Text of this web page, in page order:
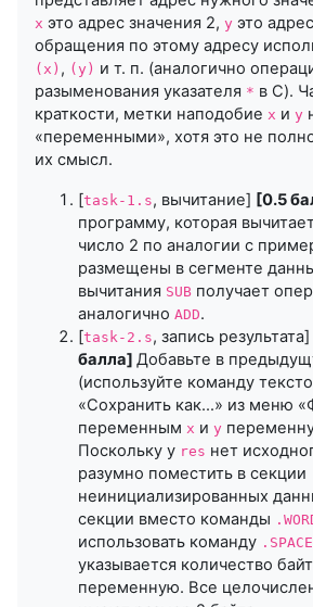
x это адрес значения 2, y это
обращения по этому адресу
(x) , (y) и т. п. (аналогично
разыменования указателя * в C).
краткости, метки наподобие x и y
«переменными», хотя это не
их смысл.
[task-1.s, вычитание] [0.5
программу, которая
число 2 по аналогии с
размещены в сегменте
вычитания SUB получает
аналогично ADD.
[task-2.s, запись результата]
балла] Добавьте в
(используйте команду
«Сохранить как…» из меню
переменным x и y
Поскольку у res нет
разумно поместить в секции
неинициализированных
секции вместо команды
использовать команду .SPACE
указывается количество
переменную. Все